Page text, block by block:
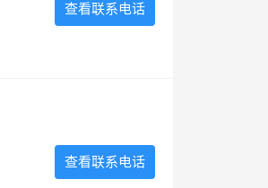
查看联系电话
查看联系电话